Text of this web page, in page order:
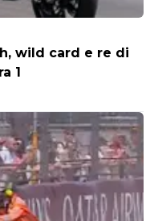
wild card e re di
1